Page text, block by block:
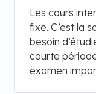
Les cours
fixe. C’est la
besoin
courte
examen